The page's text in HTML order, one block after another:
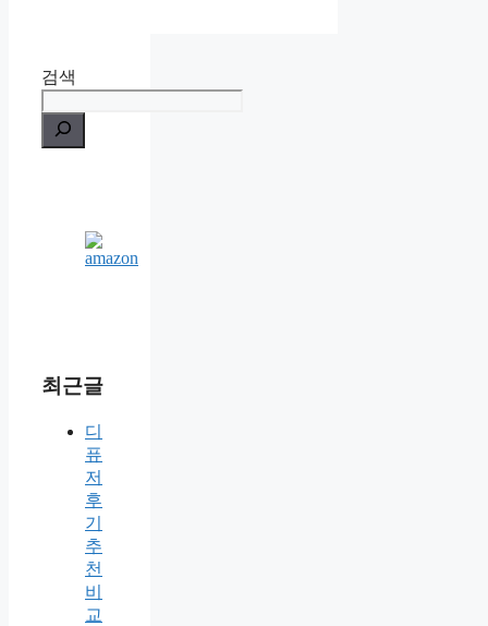
검색
최근글
디
퓨
저
후
기
추
천
비
교